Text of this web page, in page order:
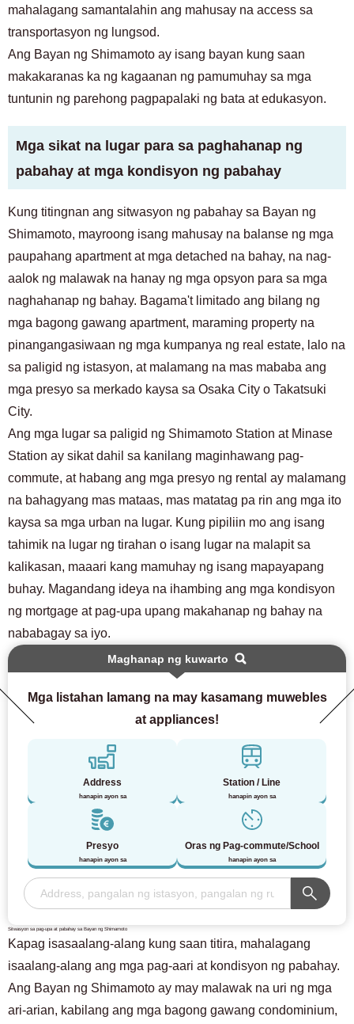
mahalagang samantalahin ang mahusay na access sa
transportasyon ng lungsod.
Ang Bayan ng Shimamoto ay isang bayan kung saan
makakaranas ka ng kagaanan ng pamumuhay sa mga
tuntunin ng parehong pagpapalaki ng bata at edukasyon.
Mga sikat na lugar para sa paghahanap ng
pabahay at mga kondisyon ng pabahay
Kung titingnan ang sitwasyon ng pabahay sa Bayan ng
Shimamoto, mayroong isang mahusay na balanse ng mga
paupahang apartment at mga detached na bahay, na nag-
aalok ng malawak na hanay ng mga opsyon para sa mga
naghahanap ng bahay. Bagama't limitado ang bilang ng
mga bagong gawang apartment, maraming property na
pinangangasiwaan ng mga kumpanya ng real estate, lalo na
sa paligid ng istasyon, at malamang na mas mababa ang
mga presyo sa merkado kaysa sa Osaka City o Takatsuki
City.
Ang mga lugar sa paligid ng Shimamoto Station at Minase
Station ay sikat dahil sa kanilang maginhawang pag-
commute, at habang ang mga presyo ng rental ay malamang
na bahagyang mas mataas, mas matatag pa rin ang mga ito
kaysa sa mga urban na lugar. Kung pipiliin mo ang isang
tahimik na lugar ng tirahan o isang lugar na malapit sa
kalikasan, maaari kang mamuhay ng isang mapayapang
buhay. Magandang ideya na ihambing ang mga kondisyon
ng mortgage at pag-upa upang makahanap ng bahay na
nababagay sa iyo.
Maghanap ng kuwarto
Mga listahan lamang na may kasamang muwebles
at appliances!
Address
hanapin ayon sa
Station / Line
hanapin ayon sa
Presyo
hanapin ayon sa
Oras ng Pag-commute/School
hanapin ayon sa
Sitwasyon sa pag-upa at pabahay sa Bayan ng Shimamoto
Kapag isasaalang-alang kung saan titira, mahalagang
isaalang-alang ang mga pag-aari at kondisyon ng pabahay.
Ang Bayan ng Shimamoto ay may malawak na uri ng mga
ari-arian, kabilang ang mga bagong gawang condominium,
Para lamang sa mga prospective at kasalukuyang residente
03-6712-4344